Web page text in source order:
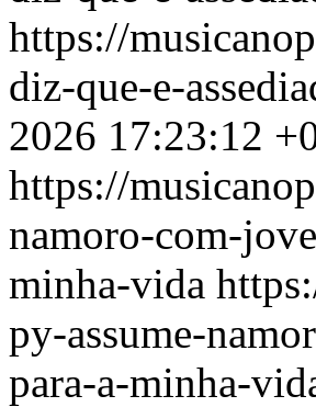
https://
diz-que-e-
2026 17:23:12
https://
namoro-com-
minha-vida
py-assume-
para-a-minha-